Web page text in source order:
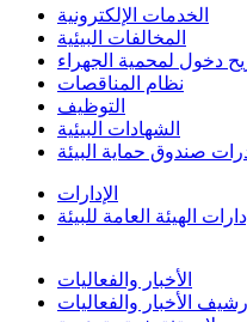
الخدمات الإلكترونية
المخالفات البيئية
دخول لمحمية الجهراء
نظام المناقصات
التوظيف
الشهادات البيئية
صندوق حماية البيئة
الإدارات
إدارات الهيئة العامة للبيئة
الأخبار والفعاليات
أرشيف الأخبار والفعاليات